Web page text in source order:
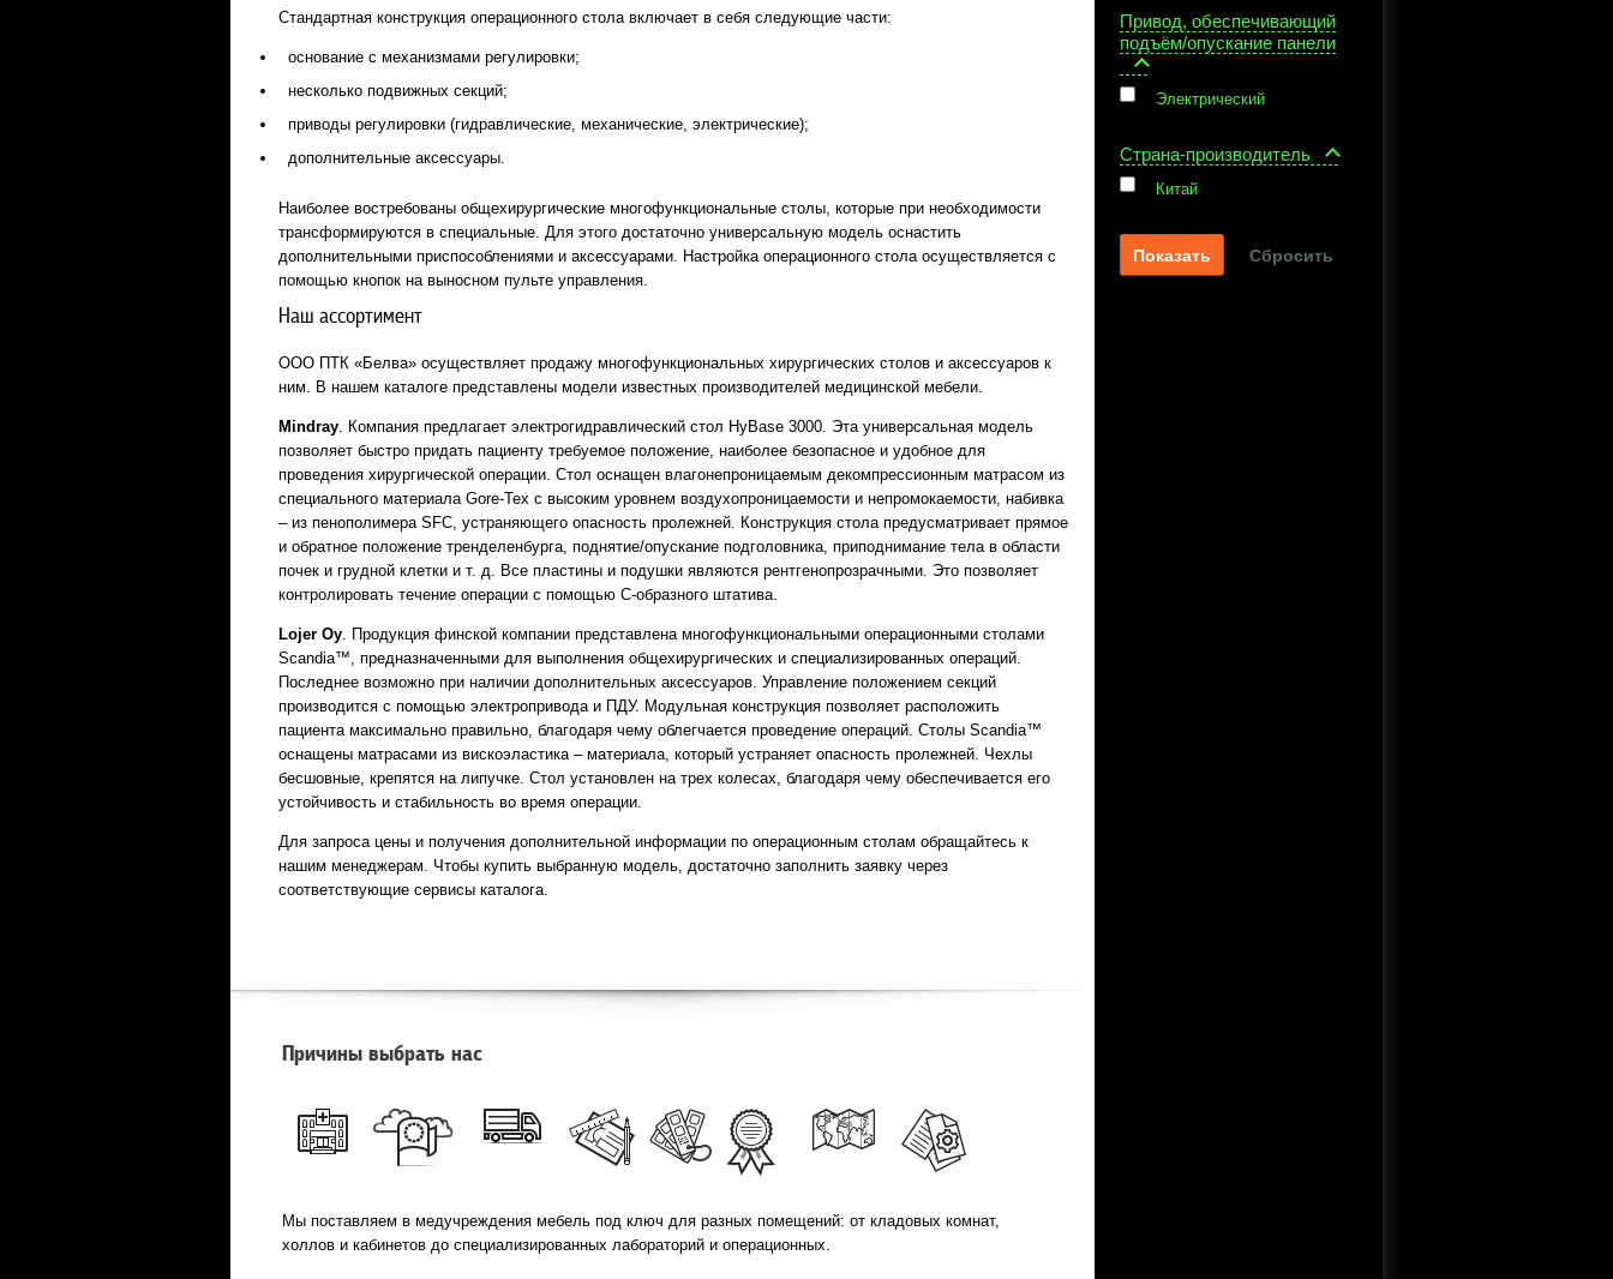
Стандартная конструкция операционного стола включает в себя следующие части:
основание c механизмами регулировки;
несколько подвижных секций;
приводы регулировки (гидравлические, механические, электрические);
дополнительные аксессуары.
Наиболее востребованы общехирургические многофункциональные столы, которые при необходимости
трансформируются в специальные. Для этого достаточно универсальную модель оснастить
дополнительными приспособлениями и аксессуарами. Настройка операционного стола осуществляется с
помощью кнопок на выносном пульте управления.
Наш ассортимент
ООО ПТК «Белва» осуществляет продажу многофункциональных хирургических столов и аксессуаров к
ним. В нашем каталоге представлены модели известных производителей медицинской мебели.
Mindray. Компания предлагает электрогидравлический стол HyBase 3000. Эта универсальная модель
позволяет быстро придать пациенту требуемое положение, наиболее безопасное и удобное для
проведения хирургической операции. Стол оснащен влагонепроницаемым декомпрессионным матрасом из
специального материала Gore-Tex с высоким уровнем воздухопроницаемости и непромокаемости, набивка
– из пенополимера SFC, устраняющего опасность пролежней. Конструкция стола предусматривает прямое
и обратное положение тренделенбурга, поднятие/опускание подголовника, приподнимание тела в области
почек и грудной клетки и т. д. Все пластины и подушки являются рентгенопрозрачными. Это позволяет
контролировать течение операции с помощью С-образного штатива.
Lojer Oy. Продукция финской компании представлена многофункциональными операционными столами
Scandia™, предназначенными для выполнения общехирургических и специализированных операций.
Последнее возможно при наличии дополнительных аксессуаров. Управление положением секций
производится с помощью электропривода и ПДУ. Модульная конструкция позволяет расположить
пациента максимально правильно, благодаря чему облегчается проведение операций. Столы Scandia™
оснащены матрасами из вискоэластика – материала, который устраняет опасность пролежней. Чехлы
бесшовные, крепятся на липучке. Стол установлен на трех колесах, благодаря чему обеспечивается его
устойчивость и стабильность во время операции.
Для запроса цены и получения дополнительной информации по операционным столам обращайтесь к
нашим менеджерам. Чтобы купить выбранную модель, достаточно заполнить заявку через
соответствующие сервисы каталога.
Причины выбрать нас
Мы поставляем в медучреждения мебель под ключ для разных помещений: от кладовых комнат,
холлов и кабинетов до специализированных лабораторий и операционных.
Привод, обеспечивающий
подъём/опускание панели
Электрический
Страна-производитель
Китай
Сбросить